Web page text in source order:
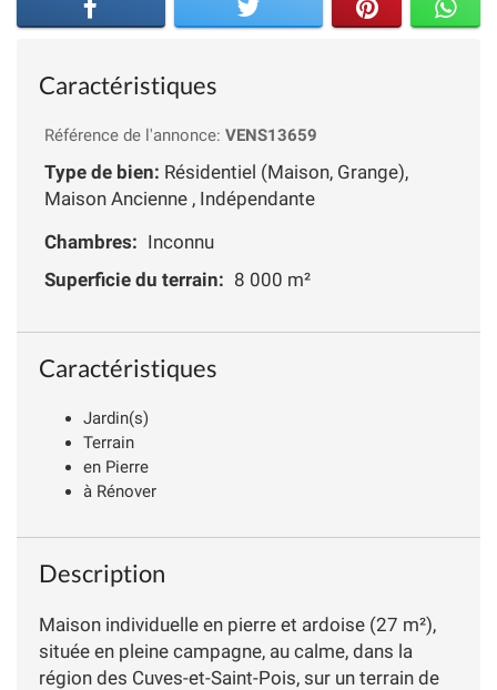
Caractéristiques
Référence de l'annonce: VENS13659
Type de bien: Résidentiel (Maison, Grange),
Maison Ancienne , Indépendante
Chambres: Inconnu
Superficie du terrain: 8 000 m²
Caractéristiques
Jardin(s)
Terrain
en Pierre
à Rénover
Description
Maison individuelle en pierre et ardoise (27 m²),
située en pleine campagne, au calme, dans la
région des Cuves-et-Saint-Pois, sur un terrain de